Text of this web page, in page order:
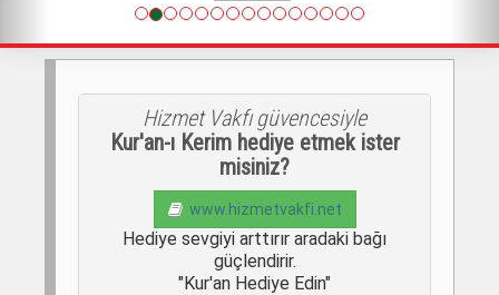
Hizmet Vakfı güvencesiyle
Kur'an-ı Kerim hediye etmek ister
misiniz?
www.hizmetvakfi.net
Hediye sevgiyi arttırır aradaki bağı
güçlendirir.
"Kur'an Hediye Edin"